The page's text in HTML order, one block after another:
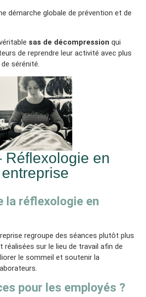
démarche globale de prévention et de
sas de décompression qui
de reprendre leur activité avec plus
sérénité.
Réflexologie en
entreprise
la réflexologie en
regroupe des séances plutôt plus
réalisées sur le lieu de travail afin de
le sommeil et soutenir la
pour les employés ?